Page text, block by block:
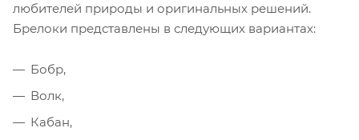
любителей природы и оригинальных решений.
Брелоки представлены в следующих вариантах:
Бобр,
Волк,
Кабан,